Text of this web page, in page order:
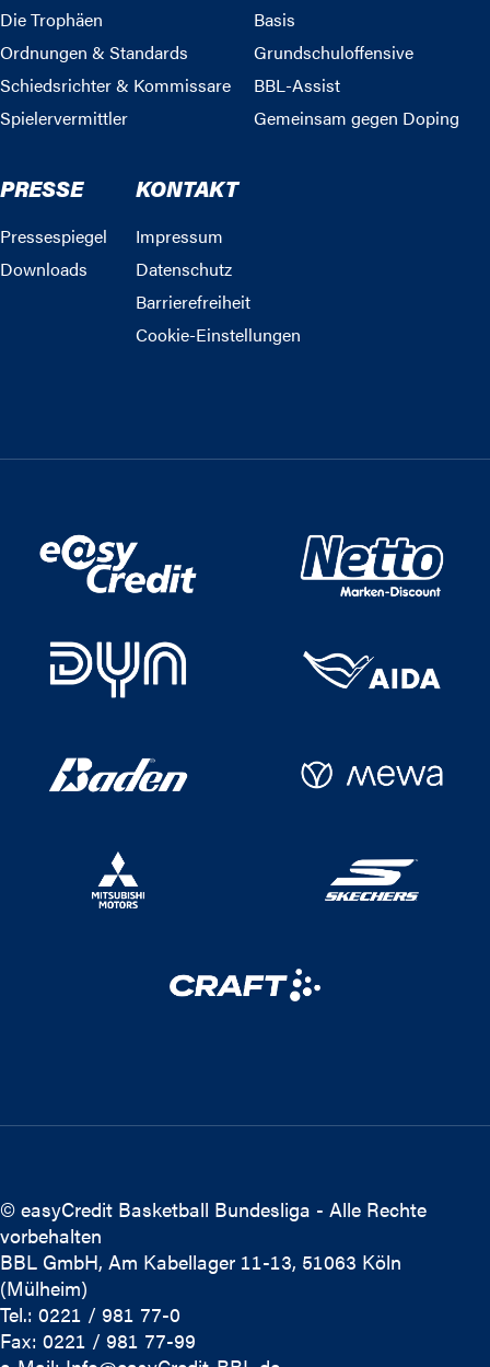
Die Trophäen
Ordnungen & Standards
Schiedsrichter & Kommissare
Spielervermittler
Basis
Grundschuloffensive
BBL-Assist
Gemeinsam gegen Doping
PRESSE
Pressespiegel
Downloads
KONTAKT
Impressum
Datenschutz
Barrierefreiheit
Cookie-Einstellungen
© easyCredit Basketball Bundesliga - Alle Rechte
vorbehalten
BBL GmbH, Am Kabellager 11-13, 51063 Köln
(Mülheim)
Tel.: 0221 / 981 77-0
Fax: 0221 / 981 77-99